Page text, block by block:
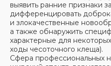
выявить ранние признаки
дифференцировать
и злокачественные
а также обнаружить
характерные для
ходы чесоточного клеща).
Сфера профессиональных